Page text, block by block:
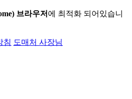
브라우저 에 최적화 되어있습니
침 도매처 사장님